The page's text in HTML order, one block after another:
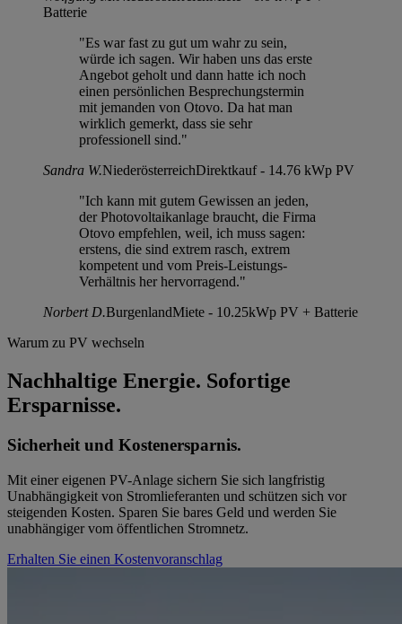
Batterie
"Es war fast zu gut um wahr zu sein,
würde ich sagen. Wir haben uns das erste
Angebot geholt und dann hatte ich noch
einen persönlichen Besprechungstermin
mit jemanden von Otovo. Da hat man
wirklich gemerkt, dass sie sehr
professionell sind."
Sandra W.NiederösterreichDirektkauf - 14.76 kWp PV
"Ich kann mit gutem Gewissen an jeden,
der Photovoltaikanlage braucht, die Firma
Otovo empfehlen, weil, ich muss sagen:
erstens, die sind extrem rasch, extrem
kompetent und vom Preis-Leistungs-
Verhältnis her hervorragend."
Norbert D.BurgenlandMiete - 10.25kWp PV + Batterie
Warum zu PV wechseln
Nachhaltige Energie. Sofortige
Ersparnisse.
Sicherheit und Kostenersparnis.
Mit einer eigenen PV-Anlage sichern Sie sich langfristig
Unabhängigkeit von Stromlieferanten und schützen sich vor
steigenden Kosten. Sparen Sie bares Geld und werden Sie
unabhängiger vom öffentlichen Stromnetz.
Erhalten Sie einen Kostenvoranschlag